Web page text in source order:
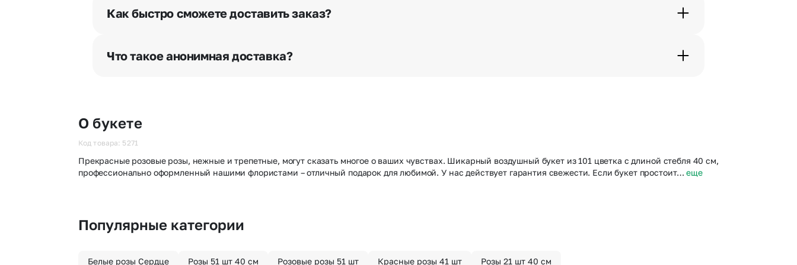
разрешения получателя, после чего высылается заказчику на указанный им почтовый адрес в срок от 1 до 3 дней. Услуга
бесплатная.
Как быстро сможете доставить заказ?
часа после оформления заказа.
Что такое анонимная доставка?
О букете
Код товара: 5271
Прекрасные розовые розы, нежные и трепетные, могут сказать многое о ваших чувствах. Шикарный воздушный букет из 101 цветка с длиной стебля 40 см,
профессионально оформленный нашими флористами – отличный подарок для любимой. У нас действует гарантия свежести. Если букет простоит… еще
Популярные категории
Белые розы Сердце Розы 51 шт 40 см Розовые розы 51 шт Красные розы 41 шт Розы 21 шт 40 см